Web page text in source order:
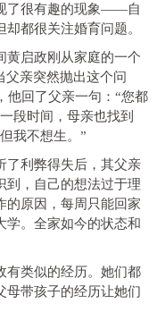
了很有趣的现象——自
都很关注婚育问题。
黄启政刚从家庭的一个
父亲突然抛出这个问
他回了父亲一句：“您都
段时间，母亲也找到
我不想生。”
了利弊得失后，其父亲
到，自己的想法过于理
的原因，每周只能回家
学。全家如今的状态和
有类似的经历。她们都
母带孩子的经历让她们